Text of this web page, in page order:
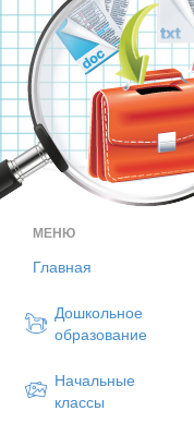
МЕНЮ
Главная
Дошкольное
образование
Начальные
классы